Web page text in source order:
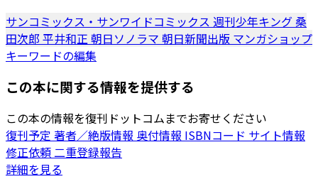
サンコミックス・サンワイドコミックス 週刊少年キング 桑
田次郎 平井和正 朝日ソノラマ 朝日新聞出版 マンガショップ
キーワードの編集
この本に関する情報を提供する
この本の情報を復刊ドットコムまでお寄せください
復刊予定 著者／絶版情報 奥付情報 ISBNコード サイト情報
修正依頼二重登録報告
詳細を見る